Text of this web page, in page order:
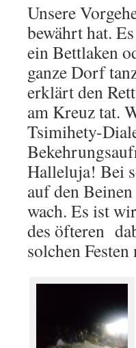
Unsere
bewährt hat.
ein Bettlaken
ganze Dorf
erklärt den
am Kreuz tat.
Tsimihety-
Halleluja! Bei
auf den
wach. Es ist
des öfteren
solchen Festen